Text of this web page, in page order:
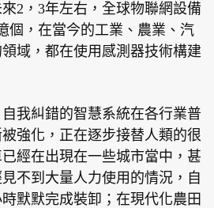
2 ， 3年左右，全球物聯網設備
個，在當今的工業、農業、汽
域，都在使用感測器技術構建
我糾錯的智慧系統在各行業普
強化，正在逐步接替人類的很
經在出現在一些城市當中，甚
不到大量人力使用的情況，自
默默完成裝卸；在現代化農田